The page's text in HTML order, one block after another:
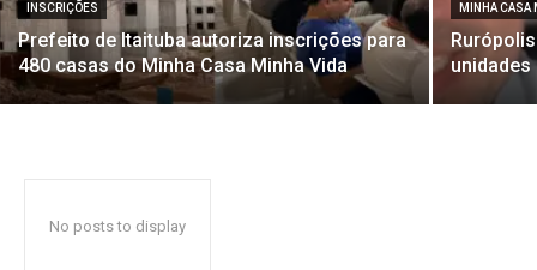
INSCRIÇÕES
Prefeito de Itaituba autoriza inscrições para
480 casas do Minha Casa Minha Vida
MINHA CASA
unidades
No posts to display